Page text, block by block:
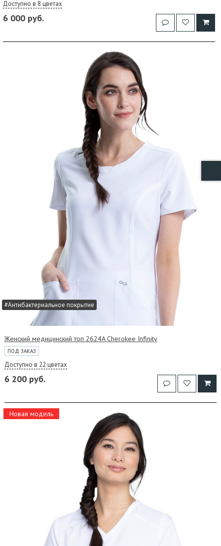
Доступно в 8 цветах
6 000 руб.
#Антибактериальное покрытие
Женский медицинский топ 2624A Cherokee Infinity
ПОД ЗАКАЗ
Доступно в 22 цветах
6 200 руб.
Новая модель